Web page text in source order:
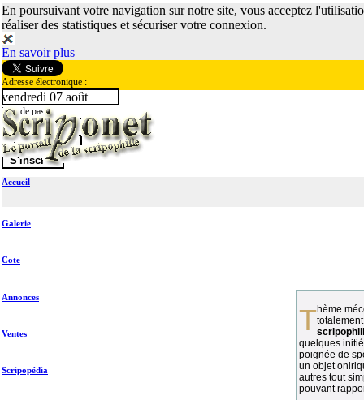
En poursuivant votre navigation sur notre site, vous acceptez
réaliser des statistiques et sécuriser votre connexion.
En savoir plus
Adresse électronique :
Mot de passe :
vendredi 07 août
Accueil
Galerie
Cote
Annonces
Ventes
Scripopédia
Thème méconnu des collectionneurs et
quelques
poignée de
un objet
autres tout
pouvant